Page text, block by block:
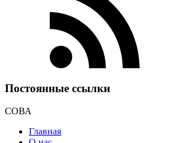
Постоянные ссылки
СОВА
Главная